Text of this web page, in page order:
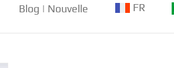
Blog | Nouvelle FR